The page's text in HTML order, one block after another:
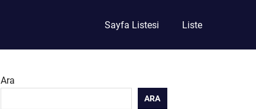
Sayfa Listesi Liste
Ara
ARA